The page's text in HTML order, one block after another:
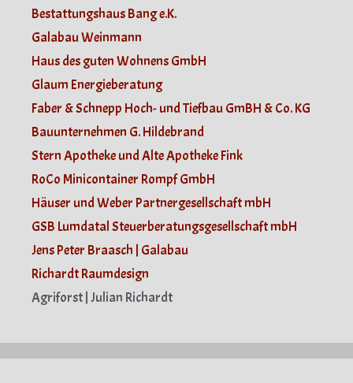
Bestattungshaus Bang e.K.
Galabau Weinmann
Haus des guten Wohnens GmbH
Glaum Energieberatung
Faber & Schnepp Hoch- und Tiefbau GmBH & Co. KG
Bauunternehmen G. Hildebrand
Stern Apotheke und Alte Apotheke Fink
RoCo Minicontainer Rompf GmbH
Häuser und Weber Partnergesellschaft mbH
GSB Lumdatal Steuerberatungsgesellschaft mbH
Jens Peter Braasch | Galabau
Richardt Raumdesign
Agriforst | Julian Richardt